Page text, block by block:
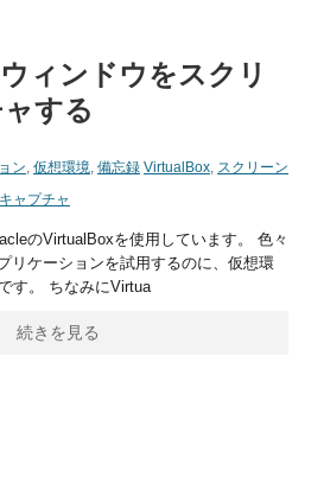
ィンドウをスクリ
する
ン, 仮想環境, 備忘録 VirtualBox, スクリーン
ャプチャ
のVirtualBoxを使用しています。 色々
リケーションを試用するのに、仮想環
す。 ちなみにVirtua
続きを見る